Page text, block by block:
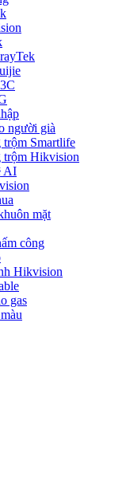
người già
trộm Smartlife
trộm Hikvision
AI
mặt
công
Hikvision
gas